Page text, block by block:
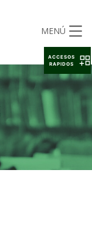
MENÚ
ACCESOS
RAPIDOS